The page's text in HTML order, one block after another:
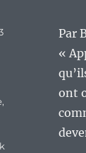
Par
«
ont
,